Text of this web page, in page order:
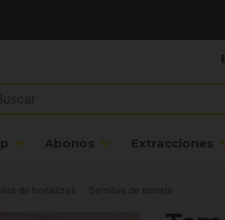
Abonos Extracciones
de hortalizas Semillas de tomate